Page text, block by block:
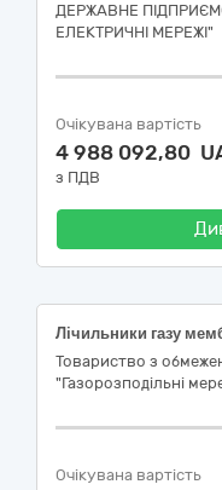
ДЕРЖАВНЕ
ЕЛЕКТРИЧНІ МЕРЕЖІ"
Очікувана вартість
4 988 092,80
з ПДВ
Товариство з
"Газорозподільні
Очікувана вартість